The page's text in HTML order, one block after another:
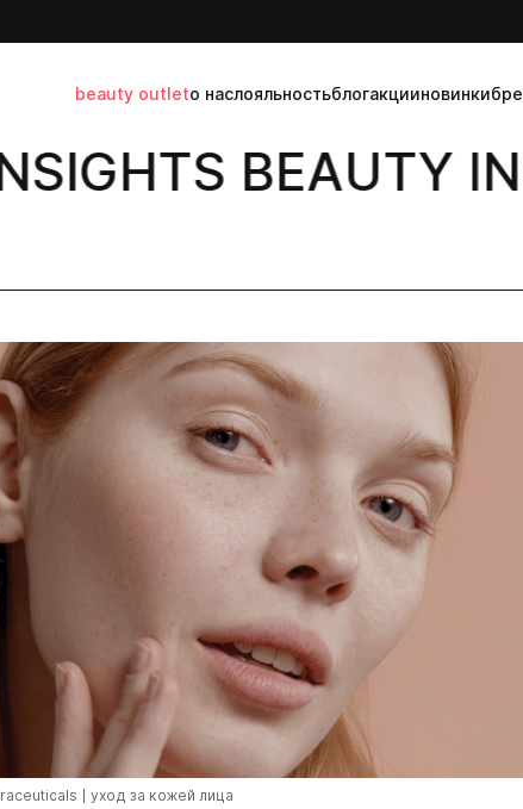
beauty outletо наслояльностьблогакцииновинки
BEAUTY
уход за кожей лица